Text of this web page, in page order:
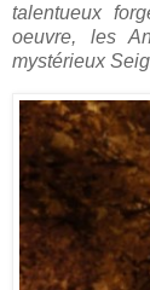
talentueux
oeuvre, les
mystérieux